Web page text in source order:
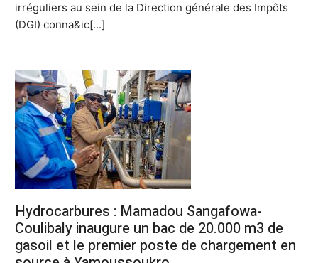
irréguliers au sein de la Direction générale des Impôts
(DGI) conna&ic[...]
Hydrocarbures : Mamadou Sangafowa-
Coulibaly inaugure un bac de 20.000 m3 de
gasoil et le premier poste de chargement en